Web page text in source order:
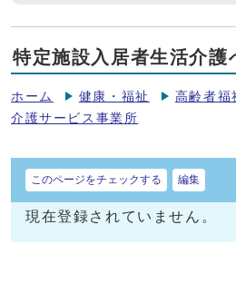
特定施設入居者生活介護
ホーム 健康・福祉 高齢者福
介護サービス事業所
このページをチェックする 編集
現在登録されていません。